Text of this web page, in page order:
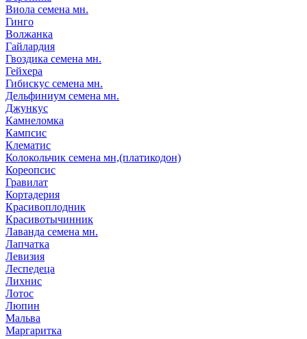
Виола семена мн.
Гинго
Волжанка
Гайлардия
Гвоздика семена мн.
Гейхера
Гибискус семена мн.
Дельфиниум семена мн.
Джункус
Камнеломка
Кампсис
Клематис
Колокольчик семена мн,(платикодон)
Кореопсис
Гравилат
Кортадерия
Красивоплодник
Красивотычинник
Лаванда семена мн.
Лапчатка
Левизия
Леспедеца
Лихнис
Лотос
Люпин
Мальва
Маргаритка